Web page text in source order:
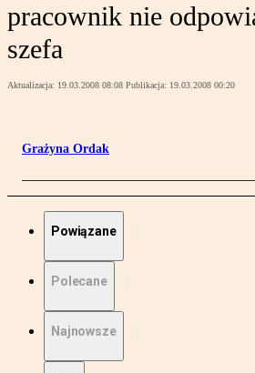
pracownik nie
szefa
Aktualizacja: 19.03.2008 08:08 Publikacja: 19.03.2008 00:20
Grażyna Ordak
Powiązane
Polecane
Najnowsze